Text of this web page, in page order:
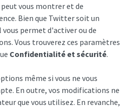
vous montrer et de
Bien que Twitter soit un
vous permet d'activer ou de
Vous trouverez ces paramètres
Confidentialité et sécurité.
même si vous ne vous
En outre, vos modifications ne
que vous utilisez. En revanche,